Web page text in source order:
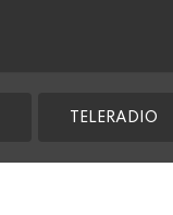
TELERADIO